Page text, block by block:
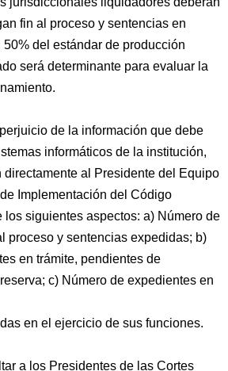
fin al proceso y sentencias en
del estándar de producción
será determinante para evaluar la
de la información que debe
informáticos de la institución,
directamente al Presidente del Equipo
Implementación del Código
los siguientes aspectos: a) Número de
proceso y sentencias expedidas; b)
en trámite, pendientes de
c) Número de expedientes en
en el ejercicio de sus funciones.
a los Presidentes de las Cortes